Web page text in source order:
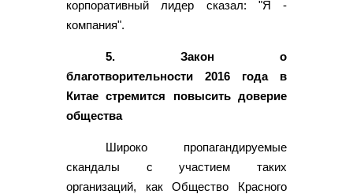
корпоративный лидер сказал: "Я -
компания".
5. Закон о
благотворительности 2016 года в
Китае стремится повысить доверие
общества
Широко пропагандируемые
скандалы с участием таких
организаций, как Общество Красного